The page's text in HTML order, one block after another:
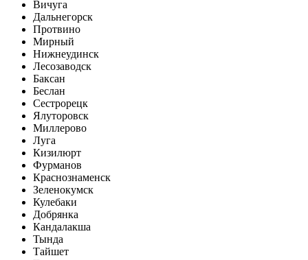
Вичуга
Дальнегорск
Протвино
Мирный
Нижнеудинск
Лесозаводск
Баксан
Беслан
Сестрорецк
Ялуторовск
Миллерово
Луга
Кизилюрт
Фурманов
Краснознаменск
Зеленокумск
Кулебаки
Добрянка
Кандалакша
Тында
Тайшет